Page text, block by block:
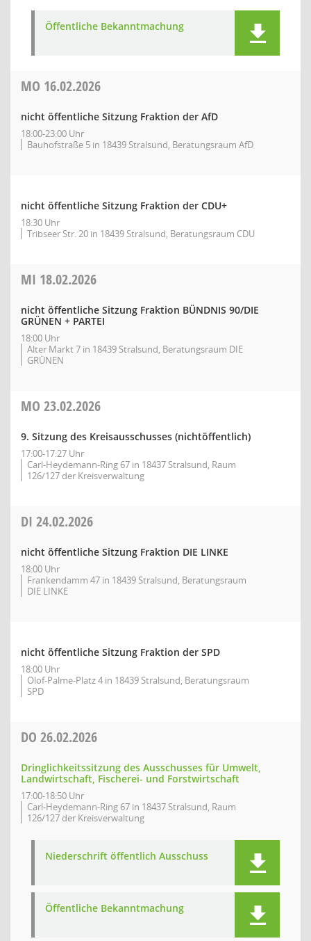
Öffentliche Bekanntmachung
MO 16.02.2026
nicht öffentliche Sitzung Fraktion der AfD
18:00-23:00 Uhr
Bauhofstraße 5 in 18439 Stralsund, Beratungsraum AfD
nicht öffentliche Sitzung Fraktion der CDU+
18:30 Uhr
Tribseer Str. 20 in 18439 Stralsund, Beratungsraum CDU
MI 18.02.2026
nicht öffentliche Sitzung Fraktion BÜNDNIS 90/DIE
GRÜNEN + PARTEI
18:00 Uhr
Alter Markt 7 in 18439 Stralsund, Beratungsraum DIE
GRÜNEN
MO 23.02.2026
9. Sitzung des Kreisausschusses (nichtöffentlich)
17:00-17:27 Uhr
Carl-Heydemann-Ring 67 in 18437 Stralsund, Raum
126/127 der Kreisverwaltung
DI 24.02.2026
nicht öffentliche Sitzung Fraktion DIE LINKE
18:00 Uhr
Frankendamm 47 in 18439 Stralsund, Beratungsraum
DIE LINKE
nicht öffentliche Sitzung Fraktion der SPD
18:00 Uhr
Olof-Palme-Platz 4 in 18439 Stralsund, Beratungsraum
SPD
DO 26.02.2026
Dringlichkeitssitzung des Ausschusses für Umwelt,
Landwirtschaft, Fischerei- und Forstwirtschaft
17:00-18:50 Uhr
Carl-Heydemann-Ring 67 in 18437 Stralsund, Raum
126/127 der Kreisverwaltung
Niederschrift öffentlich Ausschuss
Öffentliche Bekanntmachung